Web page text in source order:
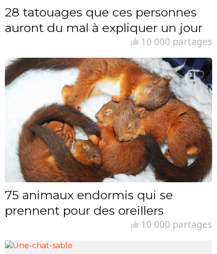
28 tatouages que ces personnes
auront du mal à expliquer un jour
10 000 partages
75 animaux endormis qui se
prennent pour des oreillers
10 000 partages